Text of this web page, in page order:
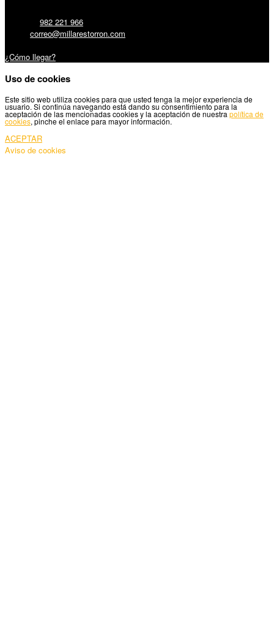
982 221 966
correo@millarestorron.com
¿Cómo llegar?
Uso de cookies
Este sitio web utiliza cookies para que usted tenga la mejor experiencia de
usuario. Si continúa navegando está dando su consentimiento para la
aceptación de las mencionadas cookies y la aceptación de nuestra política de
cookies, pinche el enlace para mayor información.
ACEPTAR
Aviso de cookies